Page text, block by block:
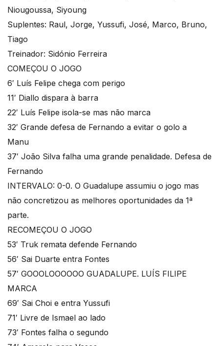
Niougoussa, Siyoung
Suplentes: Raul, Jorge, Yussufi, José, Marco, Bruno,
Tiago
Treinador: Sidónio Ferreira
COMEÇOU O JOGO
6′ Luís Felipe chega com perigo
11′ Diallo dispara à barra
22′ Luís Felipe isola-se mas não marca
32′ Grande defesa de Fernando a evitar o golo a
Manu
37′ João Silva falha uma grande penalidade. Defesa de
Fernando
INTERVALO: 0-0. O Guadalupe assumiu o jogo mas
não concretizou as melhores oportunidades da 1ª
parte.
RECOMEÇOU O JOGO
53′ Truk remata defende Fernando
56′ Sai Duarte entra Fontes
57′ GOOOLOOOOOO GUADALUPE. LUÍS FILIPE
MARCA
69′ Sai Choi e entra Yussufi
71′ Livre de Ismael ao lado
73′ Fontes falha o segundo